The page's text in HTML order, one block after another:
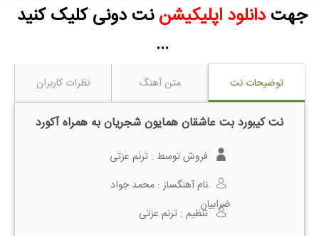
جهتدانلود اپلیکیشن نت دونی کلیک کنید
...
توضیحات نت متن آهنگ نظرات کاربران
نت کیبورد بت عاشقان همایون شجریان به همراه آکورد
فروش توسط : ترنم عزتی
نام آهنگساز : محمد جواد
ضرابیان
تنظیم : ترنم عزتی